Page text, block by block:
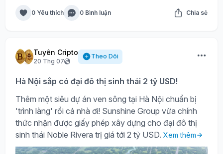
0 Yêu thích 0 Bình luận Chia sẻ
Tuyên Cripto
20 Thg 07
Theo Dõi
Hà Nội sắp có đại đô thị sinh thái 2 tỷ USD!
Thêm một siêu dự án ven sông tại Hà Nội chuẩn bị
'trình làng' rồi cả nhà ơi! Sunshine Group vừa chính
thức nhận được giấy phép xây dựng cho đại đô thị
sinh thái Noble Rivera trị giá tới 2 tỷ USD. Xem thêm